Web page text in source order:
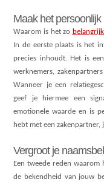
Maak het persoonlijk
Waarom is het zo
In de eerste plaats is het
precies inhoudt. Het is
werknemers,
Wanneer je een
geef je hiermee een
emotionele waarde en is
hebt met een
Vergroot je
Een tweede reden waarom
de bekendheid van jouw